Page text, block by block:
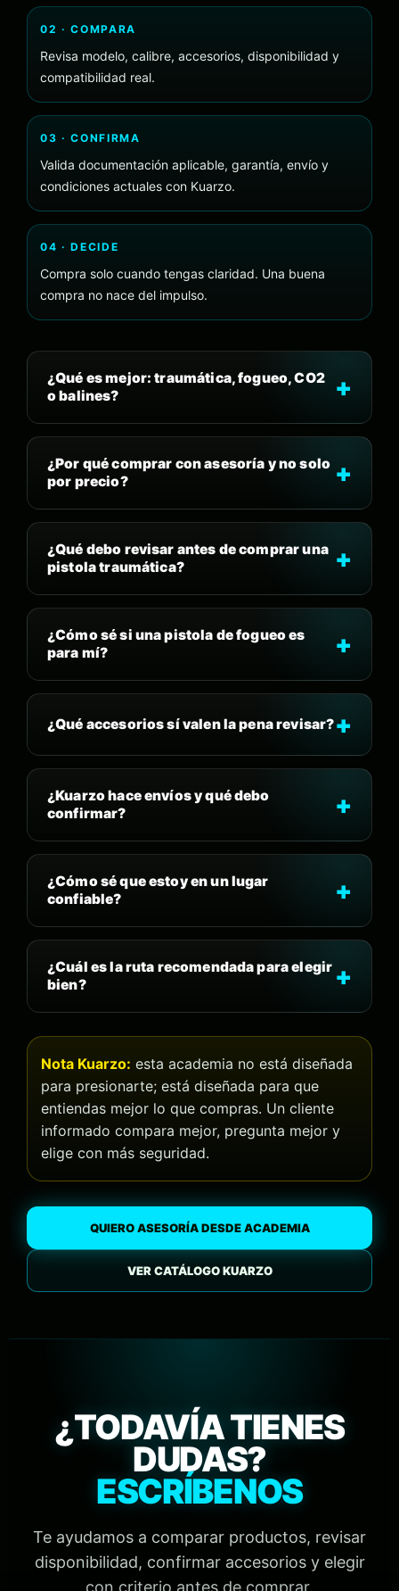
02 · COMPARA
Revisa modelo, calibre, accesorios, disponibilidad y
compatibilidad real.
03 · CONFIRMA
Valida documentación aplicable, garantía, envío y
condiciones actuales con Kuarzo.
04 · DECIDE
Compra solo cuando tengas claridad. Una buena
compra no nace del impulso.
¿Qué es mejor: traumática, fogueo, CO2
o balines?
¿Por qué comprar con asesoría y no solo
por precio?
¿Qué debo revisar antes de comprar una
pistola traumática?
¿Cómo sé si una pistola de fogueo es
para mí?
¿Qué accesorios sí valen la pena revisar?
¿Kuarzo hace envíos y qué debo
confirmar?
¿Cómo sé que estoy en un lugar
confiable?
¿Cuál es la ruta recomendada para elegir
bien?
Nota Kuarzo: esta academia no está diseñada
para presionarte; está diseñada para que
entiendas mejor lo que compras. Un cliente
informado compara mejor, pregunta mejor y
elige con más seguridad.
QUIERO ASESORÍA DESDE ACADEMIA
VER CATÁLOGO KUARZO
¿TODAVÍA TIENES
DUDAS?
ESCRÍBENOS
Te ayudamos a comparar productos, revisar
disponibilidad, confirmar accesorios y elegir
con criterio antes de comprar.